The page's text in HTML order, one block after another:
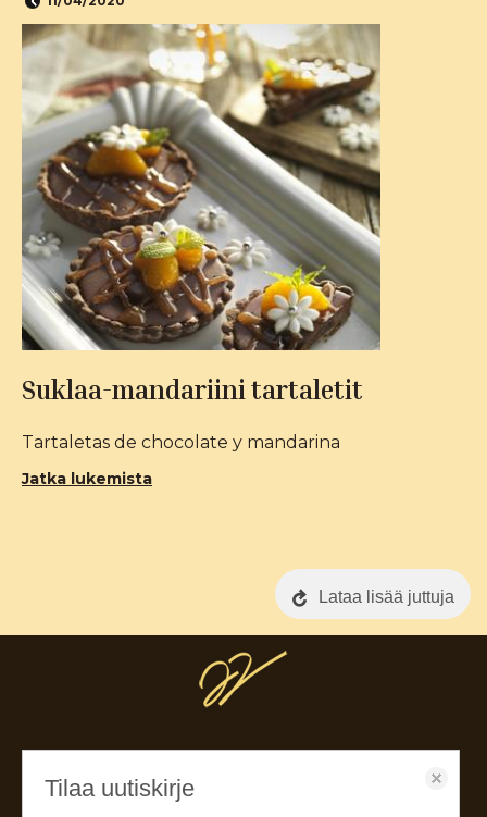
Suklaa-mandariini tartaletit
Tartaletas de chocolate y mandarina
Jatka lukemista
Lataa lisää juttuja
Tilaa uutiskirje